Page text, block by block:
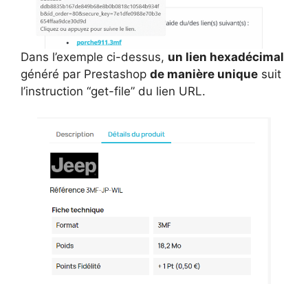
Dans l’exemple ci-dessus, un lien hexadécimal
généré par Prestashop de manière unique suit
l’instruction “get-file” du lien URL.